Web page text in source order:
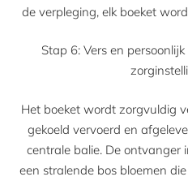
de verpleging, elk boeket
Stap 6: Vers en
Het boeket wordt zorgvuldig
gekoeld vervoerd en
centrale balie. De ontvanger
een stralende bos bloemen